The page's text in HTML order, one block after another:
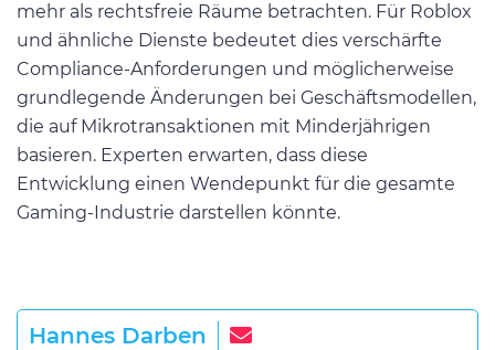
mehr als rechtsfreie Räume betrachten. Für Roblox
und ähnliche Dienste bedeutet dies verschärfte
Compliance-Anforderungen und möglicherweise
grundlegende Änderungen bei Geschäftsmodellen,
die auf Mikrotransaktionen mit Minderjährigen
basieren. Experten erwarten, dass diese
Entwicklung einen Wendepunkt für die gesamte
Gaming-Industrie darstellen könnte.
Hannes Darben